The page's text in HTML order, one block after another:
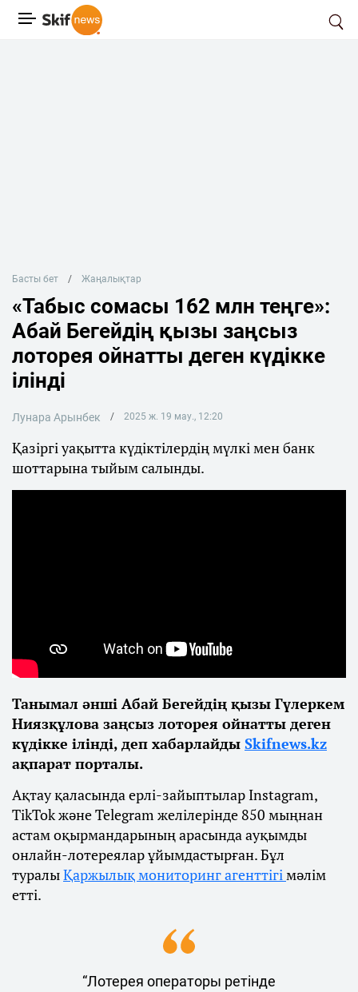
Басты бет Жаңалықтар
«Табыс сомасы 162 млн теңге»:
Абай Бегейдің қызы заңсыз
лоторея ойнатты деген күдікке
ілінді
Лунара Арынбек 2025 ж. 19 мау., 12:20
Қазіргі уақытта күдіктілердің мүлкі мен банк
шоттарына тыйым салынды.
Танымал әнші Абай Бегейдің қызы Гүлеркем
Ниязқұлова заңсыз лоторея ойнатты деген
күдікке ілінді, деп хабарлайды Skifnews.kz
ақпарат порталы.
Ақтау қаласында ерлі-зайыптылар Instagram,
TikTok және Telegram желілерінде 850 мыңнан
астам оқырмандарының арасында ауқымды
онлайн-лотереялар ұйымдастырған. Бұл
туралыҚаржылық мониторинг агенттігімәлім
етті.
“Лотерея операторы ретінде